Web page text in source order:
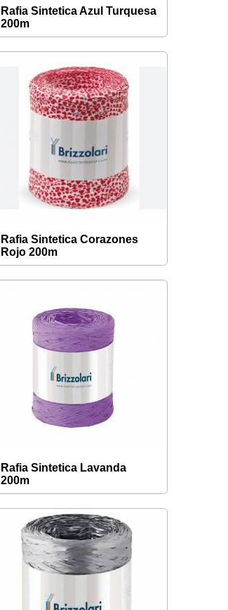
Rafia Sintetica Azul Turquesa
200m
Rafia Sintetica Corazones
Rojo 200m
Rafia Sintetica Lavanda
200m